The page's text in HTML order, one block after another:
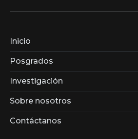
Inicio
Posgrados
Investigación
Sobre nosotros
Contáctanos